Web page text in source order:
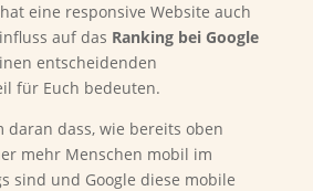
eine responsive Website auch
auf das Ranking bei Google
entscheidenden
für Euch bedeuten.
daran dass, wie bereits oben
mehr Menschen mobil im
sind und Google diese mobile